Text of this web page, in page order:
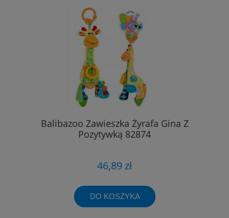
Balibazoo Zawieszka Żyrafa Gina Z
Pozytywką 82874
46,89 zł
DO KOSZYKA